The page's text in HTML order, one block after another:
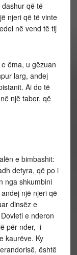
që të
njeri që të vinte
në vend të tij
ëma, u gëzuan
larg, andej
Ai do të
një tabor, që
e bimbashit:
detyra, që po i
nga shkumbini
një njeri që
dinsëz e
e nderon
për nder, i
kaurëve. Ky
është